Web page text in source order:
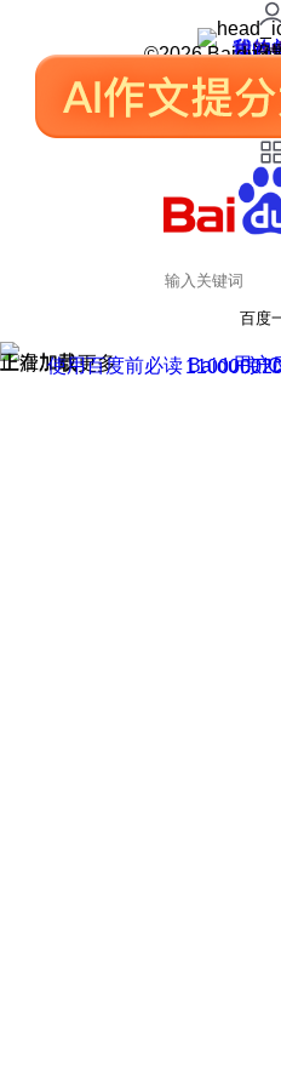
我的
我的
皮肤
用户
设
©2026 Baidu
百度
正在加载
上滑加载更多 用户
使用百度前必读 Baidu 京
京公网安备